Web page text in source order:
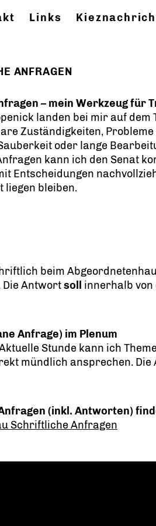
Links
ANFRAGEN
– mein Werkzeug für
landen bei mir auf dem
Zuständigkeiten, Probleme
oder lange
kann ich den Senat
Entscheidungen
liegen bleiben.
beim
Antwortsoll
innerhalb von
Anfrage) im Plenum
Stunde kann ich
mündlich ansprechen. Die
(inkl. Antworten)
Schriftliche Anfragen